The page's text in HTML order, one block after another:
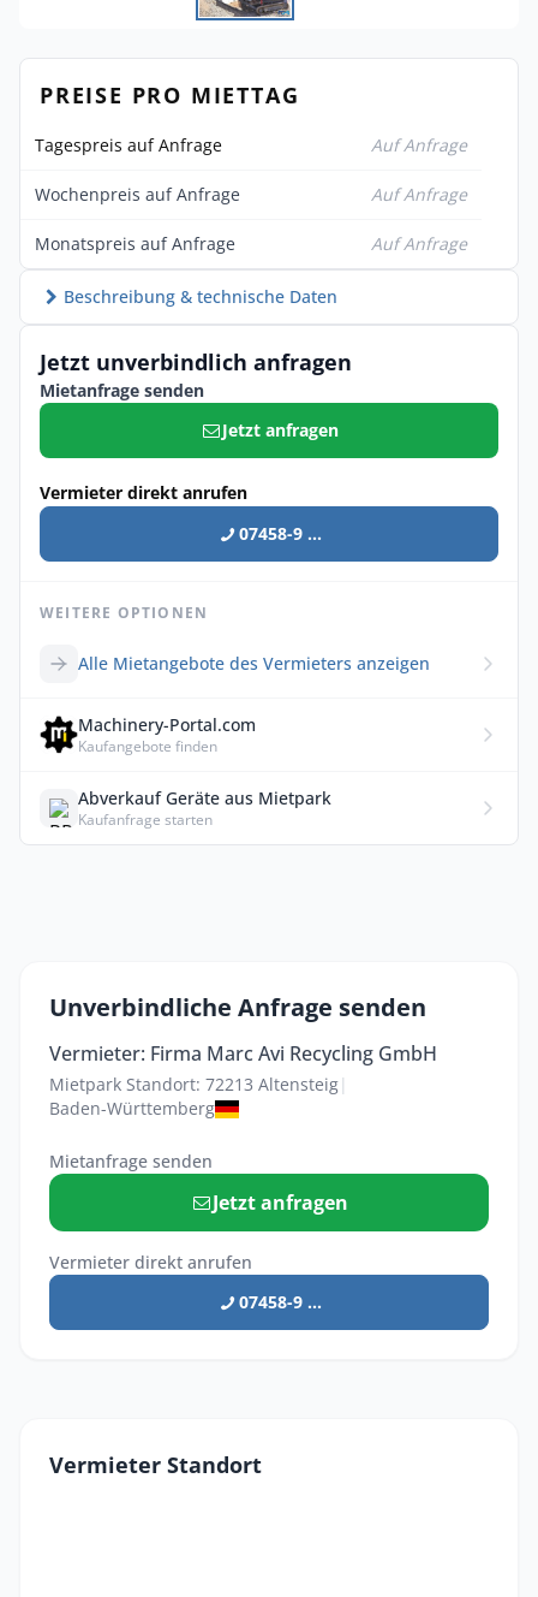
PREISE PRO MIETTAG
Tagespreis auf Anfrage Auf Anfrage
Wochenpreis auf Anfrage Auf Anfrage
Monatspreis auf Anfrage Auf Anfrage
Beschreibung & technische Daten
Jetzt unverbindlich anfragen
Mietanfrage senden
Jetzt anfragen
Vermieter direkt anrufen
07458-9 ...
WEITERE OPTIONEN
Alle Mietangebote des Vermieters anzeigen
Machinery-Portal.com
Kaufangebote finden
Abverkauf Geräte aus Mietpark
Kaufanfrage starten
Unverbindliche Anfrage senden
Vermieter: Firma Marc Avi Recycling GmbH
Mietpark Standort: 72213 Altensteig|
Baden-Württemberg
Mietanfrage senden
Jetzt anfragen
Vermieter direkt anrufen
07458-9 ...
Vermieter Standort